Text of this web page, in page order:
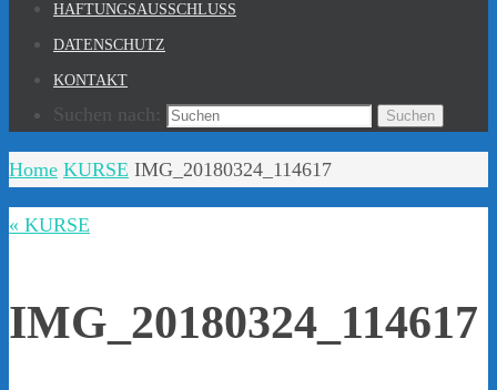
HAFTUNGSAUSSCHLUSS
DATENSCHUTZ
KONTAKT
Suchen nach: Suchen
Home KURSE IMG_20180324_114617
« KURSE
IMG_20180324_114617